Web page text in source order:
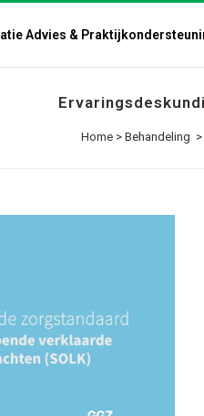
Advies &
Home> Behandeling >